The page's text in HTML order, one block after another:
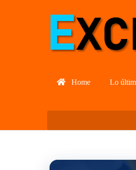
Home Lo